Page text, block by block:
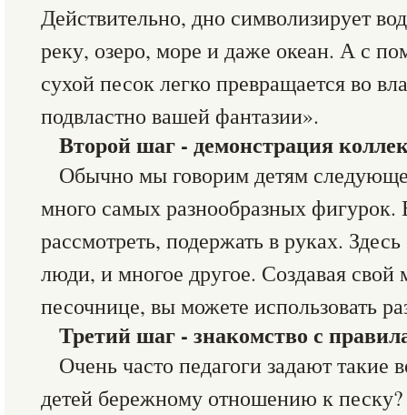
Действительно, дно символизирует
реку, озеро, море и даже океан. А с
сухой песок легко превращается во
подвластно вашей фантазии».
Второй шаг - демонстрация
Обычно мы говорим детям
много самых разнообразных
рассмотреть, подержать в руках.
люди, и многое другое. Создавая
песочнице, вы можете использовать
Третий шаг - знакомство с
Очень часто педагоги задают такие
детей бережному отношению к песку?